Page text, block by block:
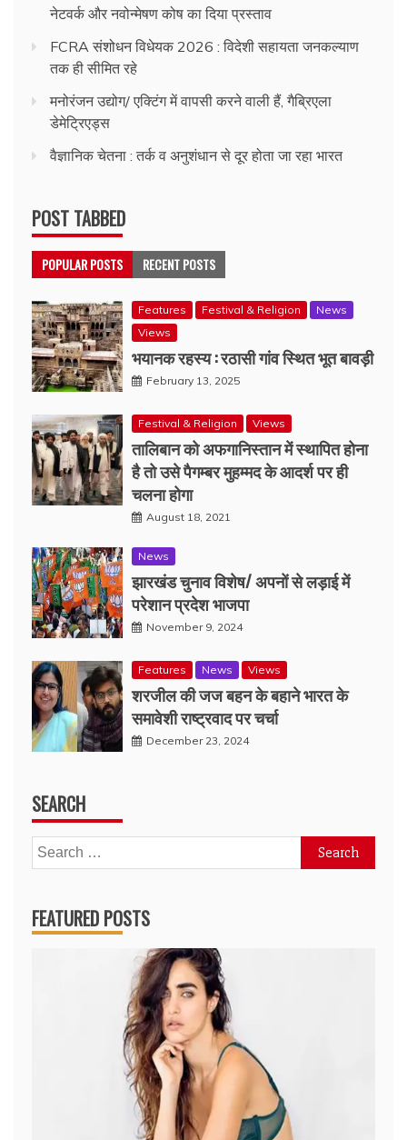
नेटवर्क और नवोन्मेषण कोष का दिया प्रस्ताव
FCRA संशोधन विधेयक 2026 : विदेशी सहायता जनकल्याण
तक ही सीमित रहे
मनोरंजन उद्योग/ एक्टिंग में वापसी करने वाली हैं, गैब्रिएला
डेमेट्रिएड्स
वैज्ञानिक चेतना : तर्क व अनुशंधान से दूर होता जा रहा भारत
POST TABBED
POPULAR POSTS RECENT POSTS
Features Festival & Religion
News
Views
भयानक रहस्य : रठासी गांव स्थित भूत बावड़ी
February 13, 2025
Festival & Religion Views
तालिबान को अफगानिस्तान में स्थापित होना
है तो उसे पैगम्बर मुहम्मद के आदर्श पर ही
चलना होगा
August 18, 2021
News
झारखंड चुनाव विशेष/ अपनों से लड़ाई में
परेशान प्रदेश भाजपा
November 9, 2024
Features News Views
शरजील की जज बहन के बहाने भारत के
समावेशी राष्ट्रवाद पर चर्चा
December 23, 2024
SEARCH
Search
for:
FEATURED POSTS